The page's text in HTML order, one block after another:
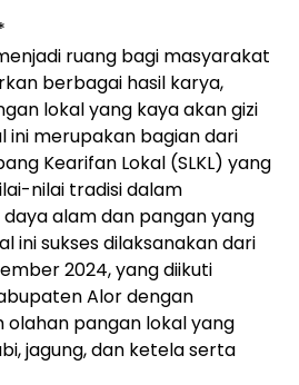
ruang bagi masyarakat
berbagai hasil karya,
lokal yang kaya akan gizi
ini merupakan bagian dari
Kearifan Lokal (SLKL) yang
nilai tradisi dalam
alam dan pangan yang
ini sukses dilaksanakan dari
2024, yang diikuti
Alor dengan
pangan lokal yang
jagung, dan ketela serta